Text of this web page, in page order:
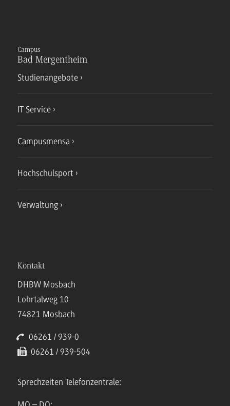
Campus
Bad Mergentheim
Studienangebote
IT Service
Campusmensa
Hochschulsport
Verwaltung
Kontakt
DHBW Mosbach
Lohrtalweg 10
74821 Mosbach
06261 / 939-0
06261 / 939-504
Sprechzeiten Telefonzentrale: